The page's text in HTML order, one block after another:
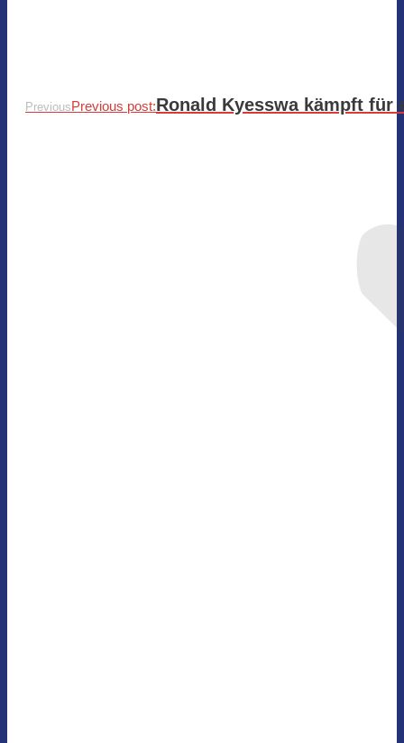
PreviousPrevious post:Ronald Kyesswa kämpft für